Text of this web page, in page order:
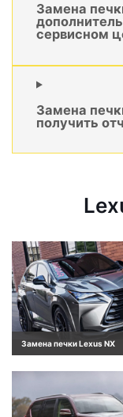
Замена
сервисном
Замена
получить
Замена печки Lexus NX